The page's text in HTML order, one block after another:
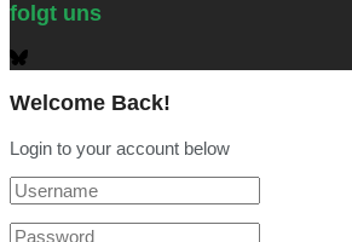
folgt uns
Welcome Back!
Login to your account below